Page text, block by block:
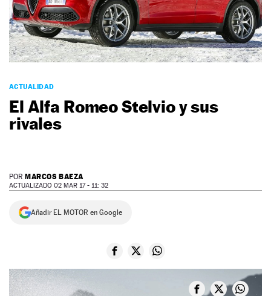
NEWSLETTER
SÍGUENOS
ACTUALIDAD
El Alfa Romeo Stelvio y sus
rivales
POR MARCOS BAEZA
ACTUALIZADO 02 MAR 17 - 11: 32
Añadir EL MOTOR en Google